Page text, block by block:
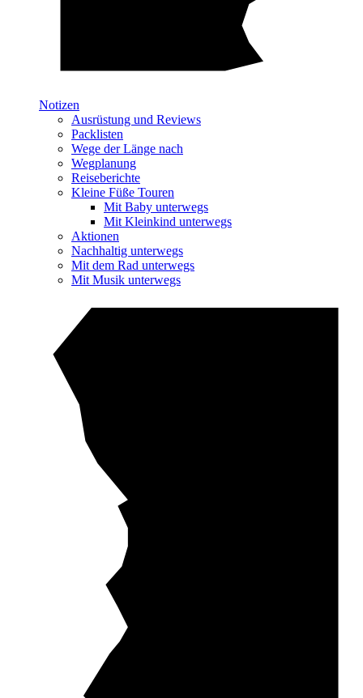
Notizen
Ausrüstung und Reviews
Packlisten
Wege der Länge nach
Wegplanung
Reiseberichte
Kleine Füße Touren
Mit Baby unterwegs
Mit Kleinkind unterwegs
Aktionen
Nachhaltig unterwegs
Mit dem Rad unterwegs
Mit Musik unterwegs